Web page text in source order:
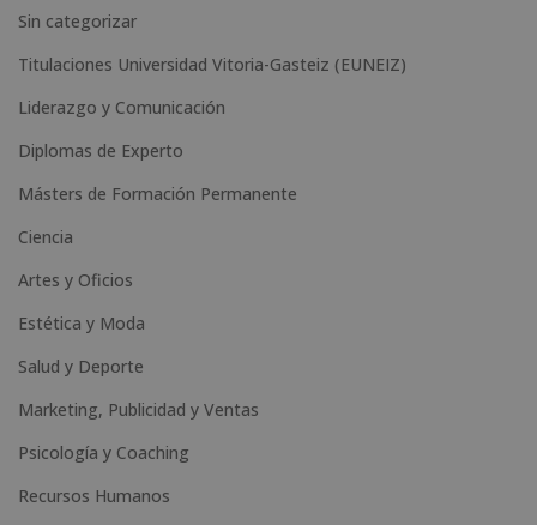
Sin categorizar
Titulaciones Universidad Vitoria-Gasteiz (EUNEIZ)
Liderazgo y Comunicación
Diplomas de Experto
Másters de Formación Permanente
Ciencia
Artes y Oficios
Estética y Moda
Salud y Deporte
Marketing, Publicidad y Ventas
Psicología y Coaching
Recursos Humanos